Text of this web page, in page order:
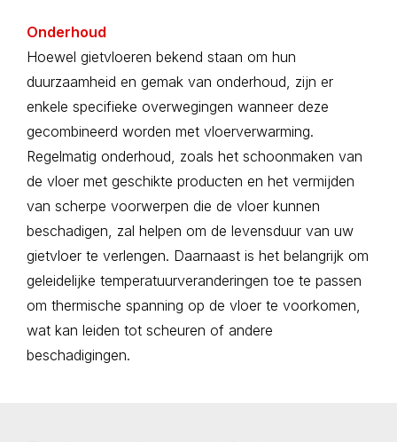
Onderhoud
Hoewel gietvloeren bekend staan om hun
duurzaamheid en gemak van onderhoud, zijn er
enkele specifieke overwegingen wanneer deze
gecombineerd worden met vloerverwarming.
Regelmatig onderhoud, zoals het schoonmaken van
de vloer met geschikte producten en het vermijden
van scherpe voorwerpen die de vloer kunnen
beschadigen, zal helpen om de levensduur van uw
gietvloer te verlengen. Daarnaast is het belangrijk om
geleidelijke temperatuurveranderingen toe te passen
om thermische spanning op de vloer te voorkomen,
wat kan leiden tot scheuren of andere
beschadigingen.